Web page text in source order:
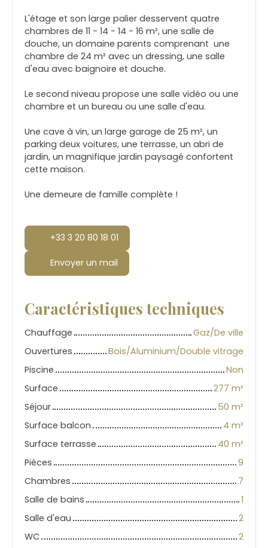
L'étage et son large palier desservent quatre
chambres de 11 - 14 - 14 - 16 m², une salle de
douche, un domaine parents comprenant une
chambre de 24 m² avec un dressing, une salle
d'eau avec baignoire et douche.
Le second niveau propose une salle vidéo ou une
chambre et un bureau ou une salle d'eau.
Une cave à vin, un large garage de 25 m², un
parking deux voitures, une terrasse, un abri de
jardin, un magnifique jardin paysagé confortent
cette maison.
Une demeure de famille complète !
+33 3 20 80 18 01
Envoyer un mail
Caractéristiques techniques
Chauffage
Gaz/De ville
Ouvertures
Bois/Aluminium/Double vitrage
Piscine
Non
Surface
277 m²
Séjour
50 m²
Surface balcon
4 m²
Surface terrasse
40 m²
Pièces
9
Chambres
7
Salle de bains
1
Salle d'eau
2
WC
2